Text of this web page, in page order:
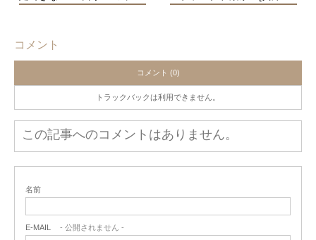
コメント
コメント (0)
トラックバックは利用できません。
この記事へのコメントはありません。
名前
E-MAIL - 公開されません -